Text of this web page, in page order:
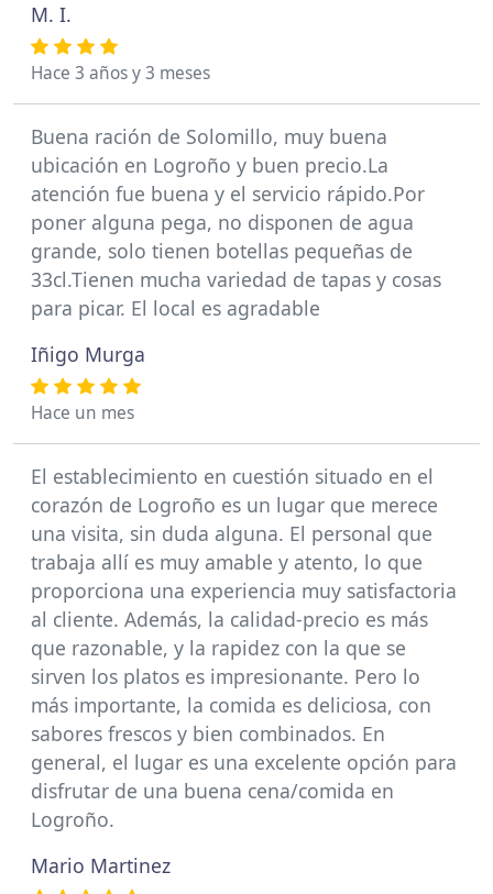
M. I.
Hace 3 años y 3 meses
Buena ración de Solomillo, muy buena
ubicación en Logroño y buen precio.La
atención fue buena y el servicio rápido.Por
poner alguna pega, no disponen de agua
grande, solo tienen botellas pequeñas de
33cl.Tienen mucha variedad de tapas y cosas
para picar. El local es agradable
Iñigo Murga
Hace un mes
El establecimiento en cuestión situado en el
corazón de Logroño es un lugar que merece
una visita, sin duda alguna. El personal que
trabaja allí es muy amable y atento, lo que
proporciona una experiencia muy satisfactoria
al cliente. Además, la calidad-precio es más
que razonable, y la rapidez con la que se
sirven los platos es impresionante. Pero lo
más importante, la comida es deliciosa, con
sabores frescos y bien combinados. En
general, el lugar es una excelente opción para
disfrutar de una buena cena/comida en
Logroño.
Mario Martinez